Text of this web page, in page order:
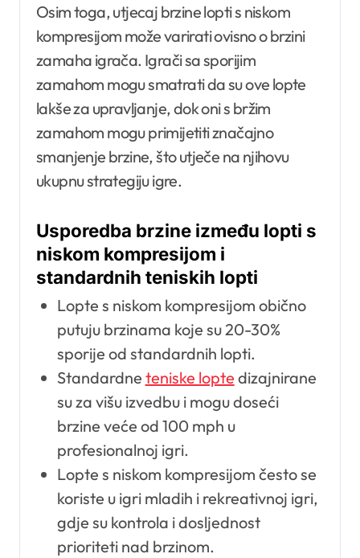
Osim toga, utjecaj brzine lopti s niskom
kompresijom može varirati ovisno o brzini
zamaha igrača. Igrači sa sporijim
zamahom mogu smatrati da su ove lopte
lakše za upravljanje, dok oni s bržim
zamahom mogu primijetiti značajno
smanjenje brzine, što utječe na njihovu
ukupnu strategiju igre.
Usporedba brzine između lopti s
niskom kompresijom i
standardnih teniskih lopti
Lopte s niskom kompresijom obično
putuju brzinama koje su 20-30%
sporije od standardnih lopti.
Standardne teniske lopte dizajnirane
su za višu izvedbu i mogu doseći
brzine veće od 100 mph u
profesionalnoj igri.
Lopte s niskom kompresijom često se
koriste u igri mladih i rekreativnoj igri,
gdje su kontrola i dosljednost
prioriteti nad brzinom.